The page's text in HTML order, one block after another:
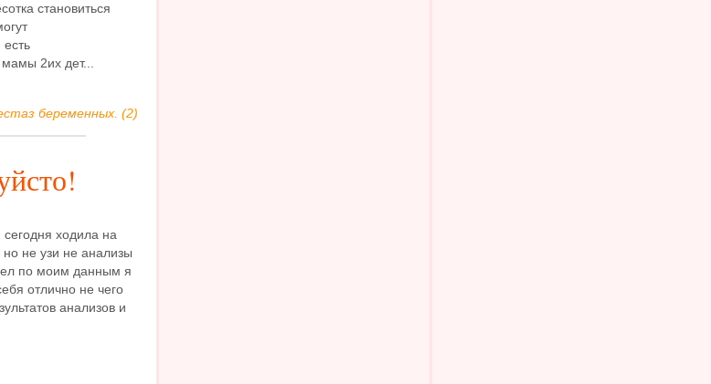
становиться
2их дет...
беременных. (2)
ходила на
не узи не анализы
по моим данным я
отлично не чего
анализов и